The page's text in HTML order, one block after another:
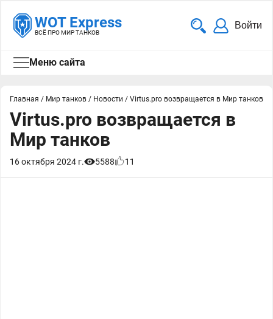
WOT Express
ВСЁ ПРО МИР ТАНКОВ
Войти
Меню сайта
Главная / Мир танков / Новости / Virtus.рro возвращается в Мир танков
Virtus.рro возвращается в
Мир танков
16 октября 2024 г. 5588 11